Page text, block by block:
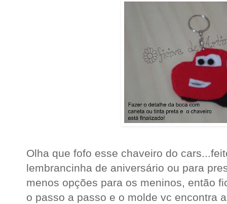
Olha que fofo esse chaveiro do
lembrancinha de aniversário ou para
menos opções para os meninos, então
o passo a passo e o molde vc encontra